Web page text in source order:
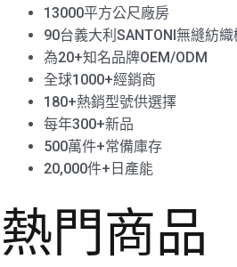
13000平方公尺廠房
90台義大利SANTONI無縫紡織
為20+知名品牌OEM/ODM
全球1000+經銷商
180+熱銷型號供選擇
每年300+新品
500萬件+常備庫存
20,000件+日產能
熱門商品